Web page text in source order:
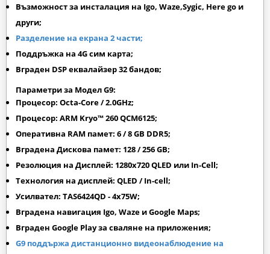
Възможност за инсталация на Igo, Waze,Sygic, Here go и
други;
Разделение на екрана 2 части;
Поддръжка на 4G сим карта;
Вграден DSP еквалайзер 32 бандов;
Параметри за Модел G9:
Процесор: Octa-Core / 2.0GHz;
Процесор: ARM Kryo™ 260 QCM6125;
Оперативна RAM памет: 6 / 8 GB DDR5;
Вградена Дискова памет: 128 / 256 GB;
Резолюция на Дисплей: 1280х720 QLED или In-Cell;
Технология на дисплей: QLED / In-cell;
Усилвател: TAS6424QD - 4x75W;
Вградена навигация Igo, Waze и Google Maps;
Вграден Google Playза сваляне на приложения;
G9 поддържа дистанционно видеонаблюдение на